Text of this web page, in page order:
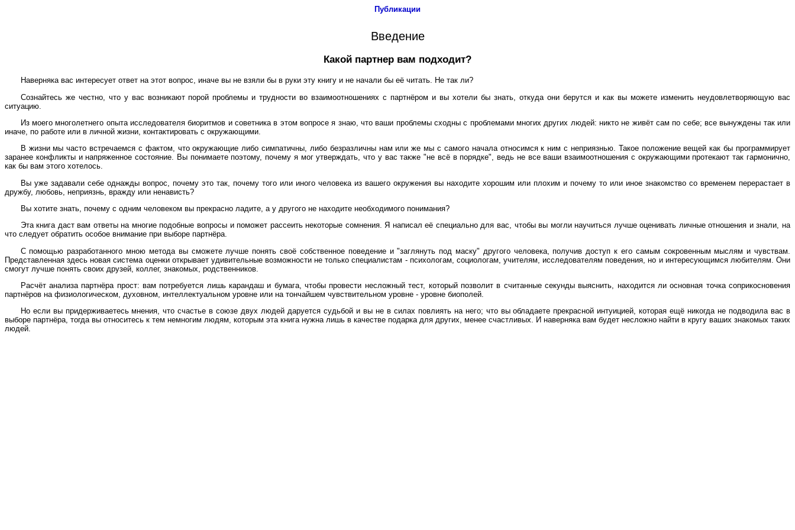
Публикации
Введение
Какой партнер вам подходит?
Наверняка вас интересует ответ на этот вопрос, иначе вы не взяли бы в руки эту книгу и не начали бы её читать. Не так ли?
Сознайтесь же честно, что у вас возникают порой проблемы и трудности во взаимоотношениях с партнёром и вы хотели бы знать, откуда они берутся и как вы можете изменить неудовлетворяющую вас
ситуацию.
Из моего многолетнего опыта исследователя биоритмов и советника в этом вопросе я знаю, что ваши проблемы сходны с проблемами многих других людей: никто не живёт сам по себе; все вынуждены так или
иначе, по работе или в личной жизни, контактировать с окружающими.
В жизни мы часто встречаемся с фактом, что окружающие либо симпатичны, либо безразличны нам или же мы с самого начала относимся к ним с неприязнью. Такое положение вещей как бы программирует
заранее конфликты и напряженное состояние. Вы понимаете поэтому, почему я мог утверждать, что у вас также "не всё в порядке", ведь не все ваши взаимоотношения с окружающими протекают так гармонично,
как бы вам этого хотелось.
Вы уже задавали себе однажды вопрос, почему это так, почему того или иного человека из вашего окружения вы находите хорошим или плохим и почему то или иное знакомство со временем перерастает в
дружбу, любовь, неприязнь, вражду или ненависть?
Вы хотите знать, почему с одним человеком вы прекрасно ладите, а у другого не находите необходимого понимания?
Эта книга даст вам ответы на многие подобные вопросы и поможет рассеить некоторые сомнения. Я написал её специально для вас, чтобы вы могли научиться лучше оценивать личные отношения и знали, на
что следует обратить особое внимание при выборе партнёра.
С помощью разработанного мною метода вы сможете лучше понять своё собственное поведение и "заглянуть под маску" другого человека, получив доступ к его самым сокровенным мыслям и чувствам.
Представленная здесь новая система оценки открывает удивительные возможности не только специалистам - психологам, социологам, учителям, исследователям поведения, но и интересующимся любителям. Они
смогут лучше понять своих друзей, коллег, знакомых, родственников.
Расчёт анализа партнёра прост: вам потребуется лишь карандаш и бумага, чтобы провести несложный тест, который позволит в считанные секунды выяснить, находится ли основная точка соприкосновения
партнёров на физиологическом, духовном, интеллектуальном уровне или на тончайшем чувствительном уровне - уровне биополей.
Но если вы придерживаетесь мнения, что счастье в союзе двух людей даруется судьбой и вы не в силах повлиять на него; что вы обладаете прекрасной интуицией, которая ещё никогда не подводила вас в
выборе партнёра, тогда вы относитесь к тем немногим людям, которым эта книга нужна лишь в качестве подарка для других, менее счастливых. И наверняка вам будет несложно найти в кругу ваших знакомых таких
людей.